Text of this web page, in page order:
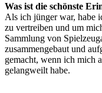
Was ist die schönste
Als ich jünger war, habe
zu vertreiben und um
Sammlung von
zusammengebaut und
gemacht, wenn ich mich
gelangweilt habe.